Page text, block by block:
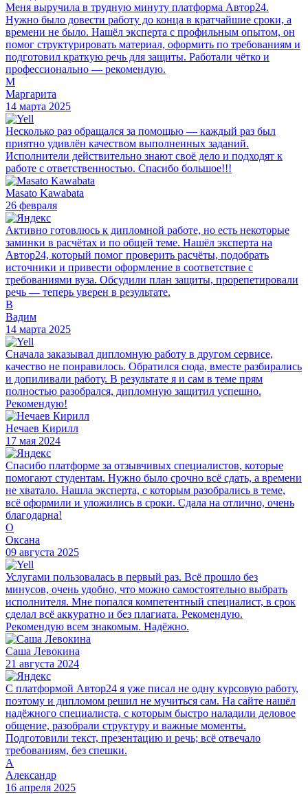
Меня выручила в трудную минуту платформа Автор24.
Нужно было довести работу до конца в кратчайшие сроки, а
времени не было. Нашёл эксперта с профильным опытом, он
помог структурировать материал, оформить по требованиям и
подготовил краткую речь для защиты. Работали чётко и
профессионально — рекомендую.
М
Маргарита
14 марта 2025
Несколько раз обращался за помощью — каждый раз был
приятно удивлён качеством выполненных заданий.
Исполнители действительно знают своё дело и подходят к
работе с ответственностью. Спасибо большое!!!
Masato Kawabata
26 февраля
Активно готовлюсь к дипломной работе, но есть некоторые
заминки в расчётах и по общей теме. Нашёл эксперта на
Автор24, который помог проверить расчёты, подобрать
источники и привести оформление в соответствие с
требованиями вуза. Обсудили план защиты, прорепетировали
речь — теперь уверен в результате.
В
Вадим
14 марта 2025
Сначала заказывал дипломную работу в другом сервисе,
качество не понравилось. Обратился сюда, вместе разбирались
и допиливали работу. В результате я и сам в теме прям
полностью разобрался, дипломную защитил успешно.
Рекомендую!
Нечаев Кирилл
17 мая 2024
Спасибо платформе за отзывчивых специалистов, которые
помогают студентам. Нужно было срочно всё сдать, а времени
не хватало. Нашла эксперта, с которым разобрались в теме,
всё оформили и уложились в сроки. Сдала на отлично, очень
благодарна!
О
Оксана
09 августа 2025
Услугами пользовалась в первый раз. Всё прошло без
минусов, очень удобно, что можно самостоятельно выбрать
исполнителя. Мне попался компетентный специалист, в срок
сделал всё аккуратно и без плагиата. Рекомендую.
Рекомендую всем знакомым. Надёжно.
Саша Левокина
21 августа 2024
С платформой Автор24 я уже писал не одну курсовую работу,
поэтому и дипломом решил не мучиться сам. На сайте нашёл
надёжного специалиста, с которым быстро наладили деловое
общение, разобрали структуру и важные моменты.
Подготовили текст, презентацию и речь; всё отвечало
требованиям, без спешки.
А
Александр
16 апреля 2025